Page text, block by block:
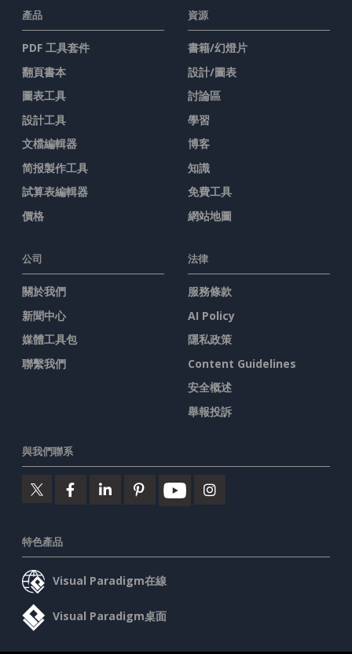
產品
PDF 工具套件
翻頁書本
圖表工具
設計工具
文檔編輯器
简报製作工具
試算表編輯器
價格
資源
書籍/幻燈片
設計/圖表
討論區
學習
博客
知識
免費工具
網站地圖
公司
關於我們
新聞中心
媒體工具包
聯繫我們
法律
服務條款
AI Policy
隱私政策
Content Guidelines
安全概述
舉報投訴
與我們聯系
特色產品
Visual Paradigm在線
Visual Paradigm桌面